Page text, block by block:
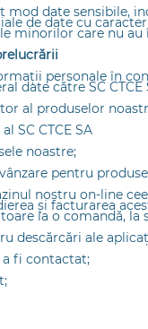
date sensibile,
de date cu
minorilor care nu au
personale în
date către SC
al produselor
SC CTCE SA
noastre;
pentru
nostru on-line
și facturarea
la o comandă, la
descărcări ale
a fi contactat;